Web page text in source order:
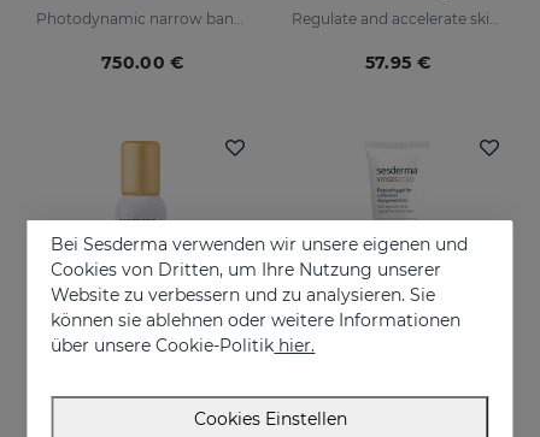
Photodynamic narrow bandwidth therapy device
750.00 €
Regulate and accelerate skin pigmentation
57.95 €
In den Warenkorb
Bei Sesderma verwenden wir unsere eigenen und
Cookies von Dritten, um Ihre Nutzung unserer
Website zu verbessern und zu analysieren. Sie
können sie ablehnen oder weitere Informationen
über unsere Cookie-Politik hier.
Cookies Einstellen